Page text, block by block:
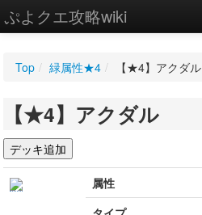
ぷよクエ攻略wiki
WIKI
設定
Top / 緑属性★4 / 【★4】アクダル
【★4】アクダル
属性